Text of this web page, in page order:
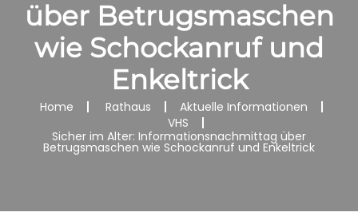
über Betrugsmaschen
wie Schockanruf und
Enkeltrick
Home Rathaus
Aktuelle Informationen
VHS
Sicher im Alter: Informationsnachmittag über
Betrugsmaschen wie Schockanruf und Enkeltrick